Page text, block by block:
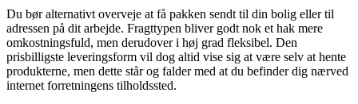
Du bør alternativt overveje at få pakken sendt til din bolig eller til
adressen på dit arbejde. Fragttypen bliver godt nok et hak mere
omkostningsfuld, men derudover i høj grad fleksibel. Den
prisbilligste leveringsform vil dog altid vise sig at være selv at hente
produkterne, men dette står og falder med at du befinder dig nærved
internet forretningens tilholdssted.